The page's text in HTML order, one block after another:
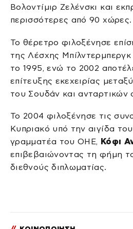
Βολοντίμιρ Ζελένσκι και
περισσότερες από 90 χώρες.
Το θέρετρο φιλοξένησε
της Λέσχης Μπίλντερμπεργκ
το 1995, ενώ το 2002
επίτευξης εκεχειρίας
του Σουδάν και ανταρτικών
Το 2004 φιλοξένησε τις
Κυπριακό υπό την αιγίδα
γραμματέα του ΟΗΕ, Κόφι
επιβεβαιώνοντας τη φήμη
διεθνούς διπλωματίας.